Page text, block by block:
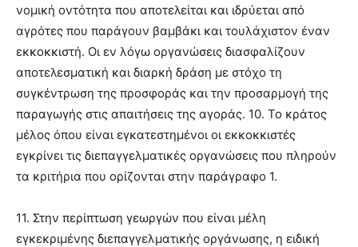
νομική οντότητα που αποτελείται και ιδρύεται από
αγρότες που παράγουν βαμβάκι και τουλάχιστον έναν
εκκοκκιστή. Οι εν λόγω οργανώσεις διασφαλίζουν
αποτελεσματική και διαρκή δράση με στόχο τη
συγκέντρωση της προσφοράς και την προσαρμογή της
παραγωγής στις απαιτήσεις της αγοράς. 10. Το κράτος
μέλος όπου είναι εγκατεστημένοι οι εκκοκκιστές
εγκρίνει τις διεπαγγελματικές οργανώσεις που πληρούν
τα κριτήρια που ορίζονται στην παράγραφο 1.
11. Στην περίπτωση γεωργών που είναι μέλη
εγκεκριμένης διεπαγγελματικής οργάνωσης, η ειδική